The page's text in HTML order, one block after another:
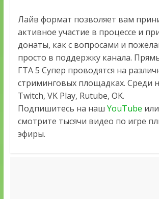
Лайв формат позволяет вам
активное участие в процессе и
донаты, как с вопросами и
просто в поддержку канала.
ГТА 5 Супер проводятся на
стриминговых площадках. Среди
Twitch, VK Play, Rutube, OK.
Подпишитесь на наш YouTube или
смотрите тысячи видео по игре
эфиры.